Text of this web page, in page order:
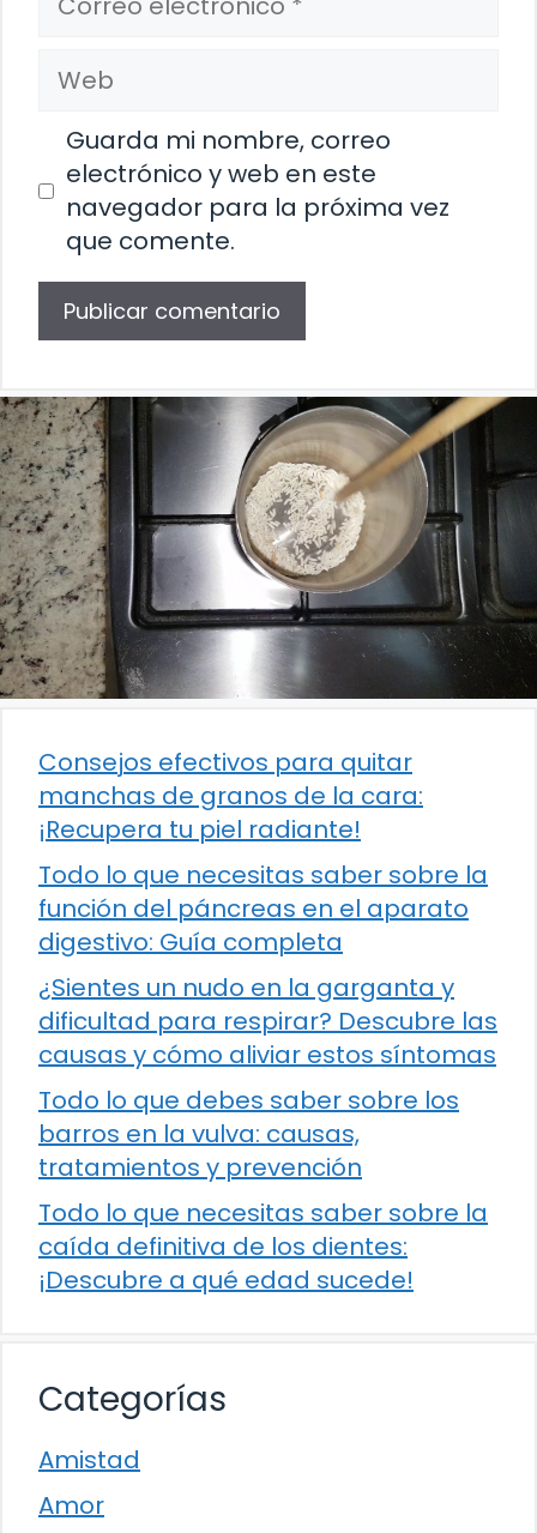
electrónico
Web
Guarda mi nombre, correo
electrónico y web en este
navegador para la próxima vez
que comente.
Consejos efectivos para quitar
manchas de granos de la cara:
¡Recupera tu piel radiante!
Todo lo que necesitas saber sobre la
función del páncreas en el aparato
digestivo: Guía completa
¿Sientes un nudo en la garganta y
dificultad para respirar? Descubre las
causas y cómo aliviar estos síntomas
Todo lo que debes saber sobre los
barros en la vulva: causas,
tratamientos y prevención
Todo lo que necesitas saber sobre la
caída definitiva de los dientes:
¡Descubre a qué edad sucede!
Categorías
Amistad
Amor